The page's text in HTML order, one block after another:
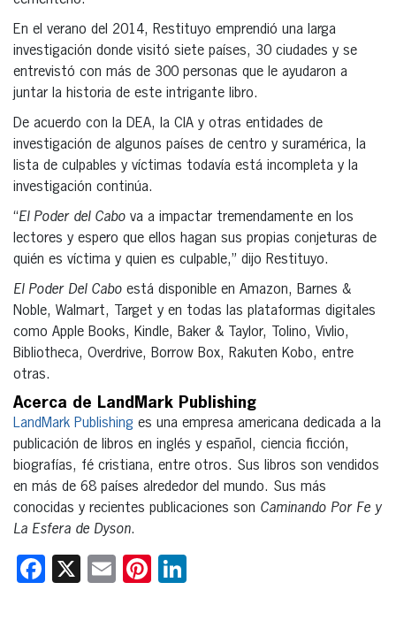
En el verano del 2014, Restituyo emprendió una larga
investigación donde visitó siete países, 30 ciudades y se
entrevistó con más de 300 personas que le ayudaron a
juntar la historia de este intrigante libro.
De acuerdo con la DEA, la CIA y otras entidades de
investigación de algunos países de centro y suramérica, la
lista de culpables y víctimas todavía está incompleta y la
investigación continúa.
“El Poder del Cabo va a impactar tremendamente en los
lectores y espero que ellos hagan sus propias conjeturas de
quién es víctima y quien es culpable,” dijo Restituyo.
El Poder Del Cabo está disponible en Amazon, Barnes &
Noble, Walmart, Target y en todas las plataformas digitales
como Apple Books, Kindle, Baker & Taylor, Tolino, Vivlio,
Bibliotheca, Overdrive, Borrow Box, Rakuten Kobo, entre
otras.
Acerca de LandMark Publishing
LandMark Publishing es una empresa americana dedicada a la
publicación de libros en inglés y español, ciencia ficción,
biografías, fé cristiana, entre otros. Sus libros son vendidos
en más de 68 países alrededor del mundo. Sus más
conocidas y recientes publicaciones son Caminando Por Fe y
La Esfera de Dyson.
Facebook
X EmailPinterest